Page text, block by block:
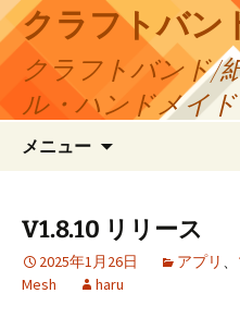
コ
ン
テ
ツ
ス
クラフトバン
クラフトバンド/
ル・ハンドメイド
メニュー
V1.8.10 リリース
2025年1月26日 アプリ 、
Mesh
haru